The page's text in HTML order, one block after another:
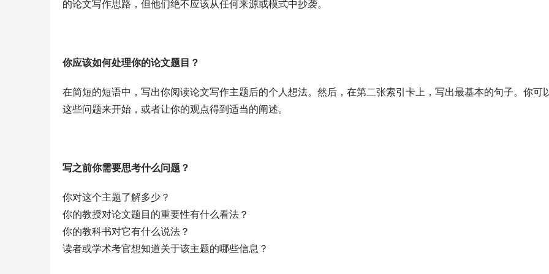
的论文写作思路，但他们绝不应该从任何来源或模式中抄袭。
你应该如何处理你的论文题目？
在简短的短语中，写出你阅读论文写作主题后的个人想法。然后，在第二张索引卡上，写出最基本的句子。你可
这些问题来开始，或者让你的观点得到适当的阐述。
写之前你需要思考什么问题？
你对这个主题了解多少？
你的教授对论文题目的重要性有什么看法？
你的教科书对它有什么说法？
读者或学术考官想知道关于该主题的哪些信息？